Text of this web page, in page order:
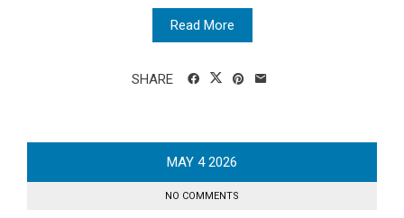
Read More
SHARE
MAY 4 2026
NO COMMENTS